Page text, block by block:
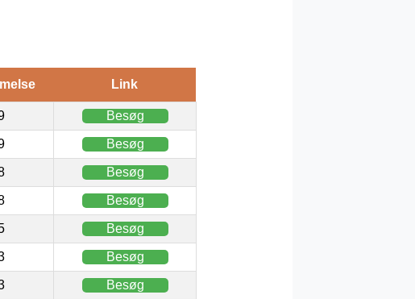
Link
Besøg
Besøg
Besøg
Besøg
Besøg
Besøg
Besøg